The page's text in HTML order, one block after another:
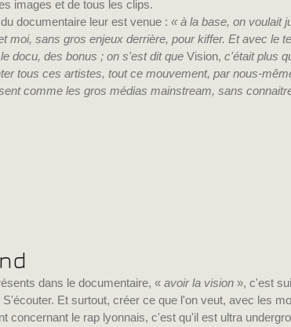
images et de tous les clips.
documentaire leur est venue : « à la base, on voulait
moi, sans gros enjeux derrière, pour kiffer. Et avec le
docu, des bonus ; on s'est dit que Vision, c'était plus
tous ces artistes, tout ce mouvement, par nous-
comme les gros médias mainstream, sans
dans le documentaire, « avoir la vision », c'est
Et surtout, créer ce que l'on veut, avec les
concernant le rap lyonnais, c'est qu'il est ultra